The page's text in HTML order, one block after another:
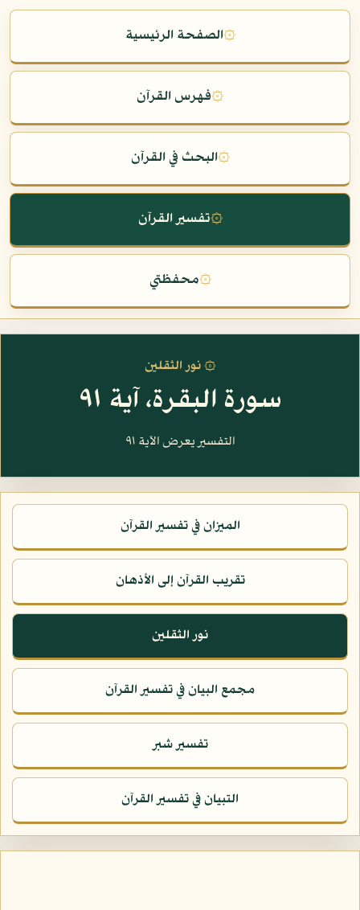
۞الصفحة الرئيسية
۞فهرس القرآن
۞البحث في القرآن
۞تفسير القرآن
۞محفظتي
۞ نور الثقلين
سورة البقرة، آية ٩١
التفسير يعرض الآية ٩١
الميزان في تفسير القرآن
تقريب القرآن إلى الأذهان
نور الثقلين
مجمع البيان في تفسير القرآن
تفسير شبر
التبيان في تفسير القرآن